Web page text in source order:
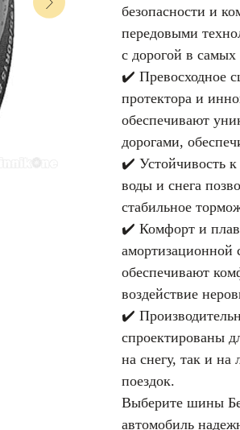
безопасности и
передовыми
с дорогой в
✔️ Превосходное
протектора и
обеспечивают
дорогами,
✔️ Устойчивость к
воды и снега
стабильное
✔️ Комфорт и
обеспечивают
воздействие
✔️
спроектированы
на снегу, так и на
поездок.
Выберите шины
автомобиль